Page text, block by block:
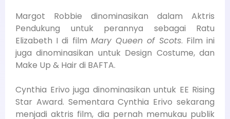
Margot Robbie dinominasikan dalam Aktris
Pendukung untuk perannya sebagai Ratu
Elizabeth I di film Mary Queen of Scots. Film ini
juga dinominasikan untuk Design Costume, dan
Make Up & Hair di BAFTA.
Cynthia Erivo juga dinominasikan untuk EE Rising
Star Award. Sementara Cynthia Erivo sekarang
menjadi aktris film, dia pernah memukau publik